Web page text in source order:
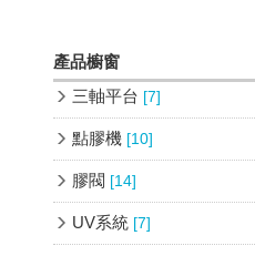
產品櫥窗
三軸平台 [7]
點膠機 [10]
膠閥 [14]
UV系統 [7]